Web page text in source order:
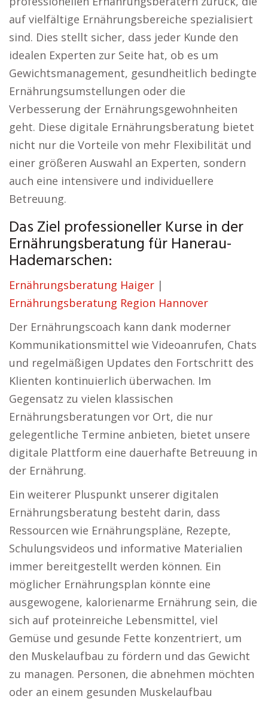
auf vielfältige Ernährungsbereiche spezialisiert
sind. Dies stellt sicher, dass jeder Kunde den
idealen Experten zur Seite hat, ob es um
Gewichtsmanagement, gesundheitlich bedingte
Ernährungsumstellungen oder die
Verbesserung der Ernährungsgewohnheiten
geht. Diese digitale Ernährungsberatung bietet
nicht nur die Vorteile von mehr Flexibilität und
einer größeren Auswahl an Experten, sondern
auch eine intensivere und individuellere
Betreuung.
Das Ziel professioneller Kurse in der
Ernährungsberatung für Hanerau-
Hademarschen:
Ernährungsberatung Haiger |
Ernährungsberatung Region Hannover
Der Ernährungscoach kann dank moderner
Kommunikationsmittel wie Videoanrufen, Chats
und regelmäßigen Updates den Fortschritt des
Klienten kontinuierlich überwachen. Im
Gegensatz zu vielen klassischen
Ernährungsberatungen vor Ort, die nur
gelegentliche Termine anbieten, bietet unsere
digitale Plattform eine dauerhafte Betreuung in
der Ernährung.
Ein weiterer Pluspunkt unserer digitalen
Ernährungsberatung besteht darin, dass
Ressourcen wie Ernährungspläne, Rezepte,
Schulungsvideos und informative Materialien
immer bereitgestellt werden können. Ein
möglicher Ernährungsplan könnte eine
ausgewogene, kalorienarme Ernährung sein, die
sich auf proteinreiche Lebensmittel, viel
Gemüse und gesunde Fette konzentriert, um
den Muskelaufbau zu fördern und das Gewicht
zu managen. Personen, die abnehmen möchten
oder an einem gesunden Muskelaufbau